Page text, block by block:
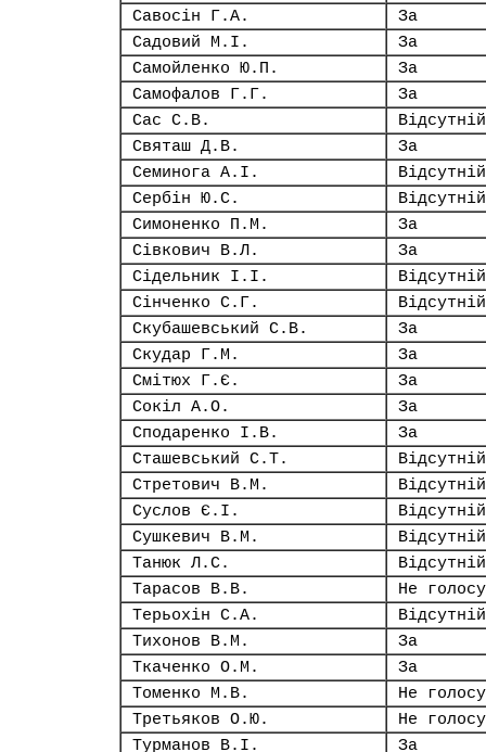
Савосін Г.А.
За
Садовий М.І.
За
Самойленко Ю.П.
За
Самофалов Г.Г.
За
Сас С.В.
Відсутній
Святаш Д.В.
За
Семинога А.І.
Відсутній
Сербін Ю.С.
Відсутній
Симоненко П.М.
За
Сівкович В.Л.
За
Сідельник І.І.
Відсутній
Сінченко С.Г.
Відсутній
Скубашевський С.В.
За
Скудар Г.М.
За
Смітюх Г.Є.
За
Сокіл А.О.
За
Сподаренко І.В.
За
Сташевський С.Т.
Відсутній
Стретович В.М.
Відсутній
Суслов Є.І.
Відсутній
Сушкевич В.М.
Відсутній
Танюк Л.С.
Відсутній
Тарасов В.В.
Не
Терьохін С.А.
Відсутній
Тихонов В.М.
За
Ткаченко О.М.
За
Томенко М.В.
Не
Третьяков О.Ю.
Не
Турманов В.І.
За